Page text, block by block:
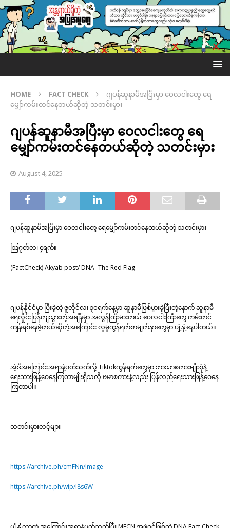
HOME FACT CHECK
ဂျပန်ဆူနာမီအပြီးမှာ ဝေလငါးတွေ ရေ
မျှော်ကမ်းတင်နေတယ်ဆိုတဲ့ သတင်းမှား
ဂျပန်ဆူနာမီအပြီးမှာ ဝေလငါးတွေ ရေ
မျှော်ကမ်းတင်နေတယ်ဆိုတဲ့ သတင်းမှား
August 4, 2025
ဂျပန်ဆူနာမီအပြီးမှာ ဝေလငါးတွေ ရေမျှော်ကမ်းတင်နေတယ်ဆိုတဲ့ သတင်းမှား
ဩဂုတ်လ၊ ၄ရက်။
(FactCheck) Akyab post/ DNA -The Red Flag
ဂျပန်နိုင်ငံမှာ ပြီးခဲ့တဲ့ ဇူလိုင်လ၊ ၃၀ရက်နေ့မှာ ဆူနာမီဖြစ်ပွားခဲ့ပြီးတဲ့နောက် ဆူနာမီ
ရေလှိုင်းပြန်ကျသွားတဲ့အချိန်မှာ အလွန်ကြီးမားတယ် ဝေလငါးကြီးတွေ ကမ်းတင်
ကျန်ရစ်နေခဲ့တယ်ဆိုတဲ့အကြောင်း လူမှုကွန်ရက်စာမျက်နှာတွေမှာ ပျံ့နှံ့နေပါတယ်။
အဲ့ဒီအကြောင်းအရာနဲ့ပတ်သက်လို့ Tiktokကွန်ရက်တွေမှာ ဘာသာစကားမျိုးစုံနဲ့
ရေးသားဖြန့်ဝေနေကြတာမျိုးရှိသလို ဗမာစကားနဲ့လည်း ပြန်လည်ရေးသားဖြန့်ဝေနေ
ကြတာပါ။
သတင်းမှားလင့်များ
https://archive.ph/cmFNn/image
https://archive.ph/wip/i8s6W